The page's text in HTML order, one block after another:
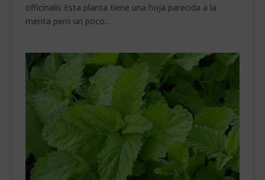
officinalis Esta planta tiene una hoja parecida a la
menta pero un poco...